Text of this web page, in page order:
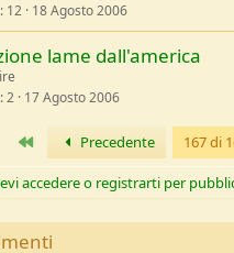
12 18 Agosto 2006
lame dall'america
2 17 Agosto 2006
Primo Precedente 167 di
accedere o registrarti per